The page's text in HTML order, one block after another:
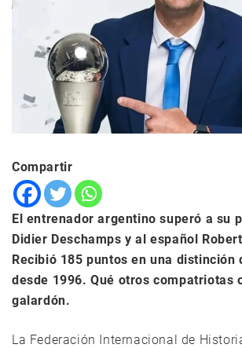
Compartir
El entrenador argentino superó a su
Didier Deschamps y al español
Recibió 185 puntos en una distinción
desde 1996. Qué otros compatriotas
galardón.
La Federación Internacional de